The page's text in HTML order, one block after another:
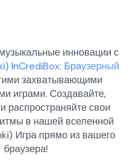
инновации с
InCrediBox: Браузерный
захватывающими
играми. Создавайте,
распространяйте свои
в нашей вселенной
Игра прямо из вашего
браузера!